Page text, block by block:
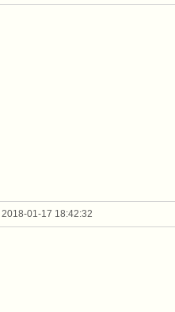
2018-01-17 18:42:32